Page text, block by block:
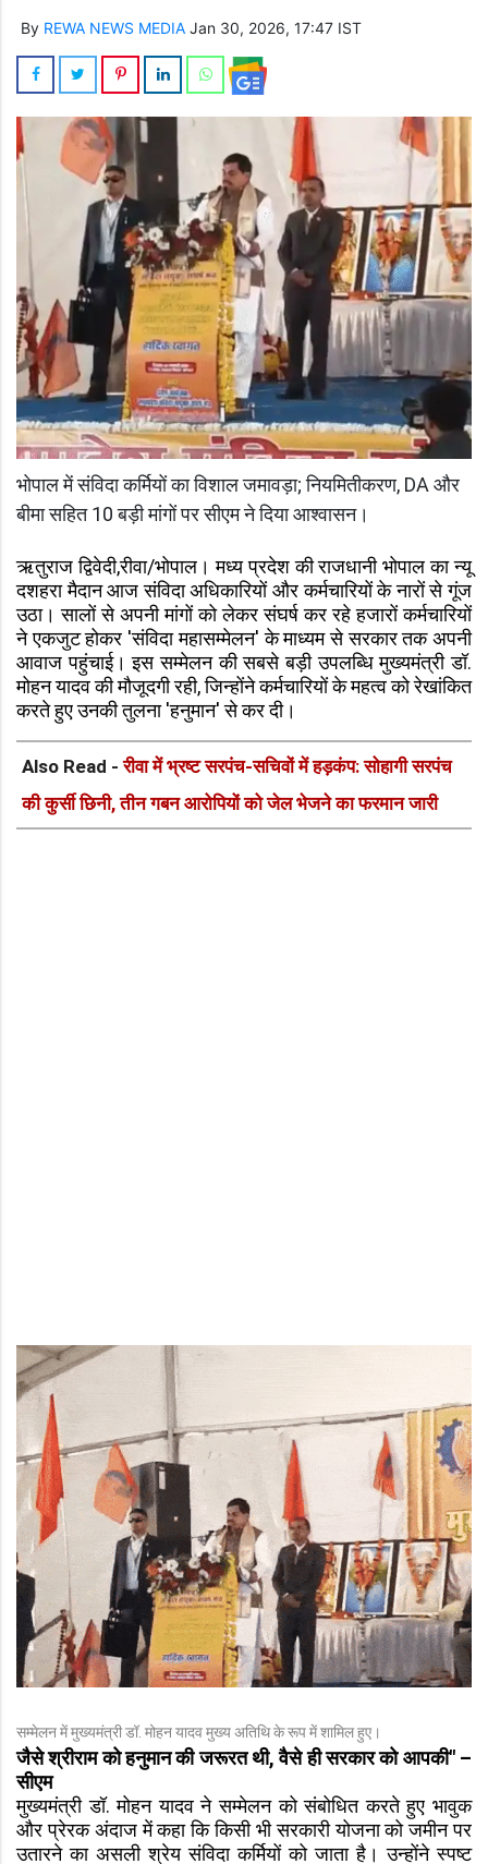
By REWA NEWS MEDIA Jan 30, 2026, 17:47 IST
भोपाल में संविदा कर्मियों का विशाल जमावड़ा; नियमितीकरण, DA और
बीमा सहित 10 बड़ी मांगों पर सीएम ने दिया आश्वासन।
ऋतुराज द्विवेदी,रीवा/भोपाल। मध्य प्रदेश की राजधानी भोपाल का न्यू
दशहरा मैदान आज संविदा अधिकारियों और कर्मचारियों के नारों से गूंज
उठा। सालों से अपनी मांगों को लेकर संघर्ष कर रहे हजारों कर्मचारियों
ने एकजुट होकर 'संविदा महासम्मेलन' के माध्यम से सरकार तक अपनी
आवाज पहुंचाई। इस सम्मेलन की सबसे बड़ी उपलब्धि मुख्यमंत्री डॉ.
मोहन यादव की मौजूदगी रही, जिन्होंने कर्मचारियों के महत्व को रेखांकित
करते हुए उनकी तुलना 'हनुमान' से कर दी।
Also Read -रीवा में भ्रष्ट सरपंच-सचिवों में हड़कंप: सोहागी सरपंच
की कुर्सी छिनी, तीन गबन आरोपियों को जेल भेजने का फरमान जारी
सम्मेलन में मुख्यमंत्री डॉ. मोहन यादव मुख्य अतिथि के रूप में शामिल हुए।
जैसे श्रीराम को हनुमान की जरूरत थी, वैसे ही सरकार को आपकी" –
सीएम
मुख्यमंत्री डॉ. मोहन यादव ने सम्मेलन को संबोधित करते हुए भावुक
और प्रेरक अंदाज में कहा कि किसी भी सरकारी योजना को जमीन पर
उतारने का असली श्रेय संविदा कर्मियों को जाता है। उन्होंने स्पष्ट